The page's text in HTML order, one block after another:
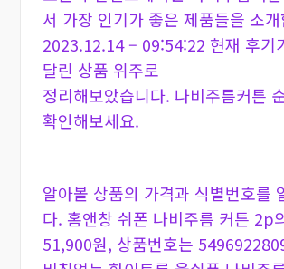
서 가장 인기가 좋은 제품들을 소
2023.12.14 – 09:54:22 현재 후기
달린 상품 위주로
정리해보았습니다. 나비주름커튼
확인해보세요.
알아볼 상품의 가격과 식별번호를
다. 홈앤창 쉬폰 나비주름 커튼 2p
51,900원, 상품번호는